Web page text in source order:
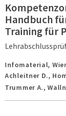
Handbuch
Training für
Infomaterial,
Achleitner D.,
Trummer A.,